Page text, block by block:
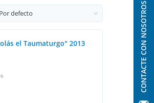
el Taumaturgo" 2013
CONTACTE CON NOSOTROS